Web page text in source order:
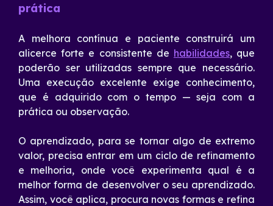
prática
A melhora contínua e paciente construirá um
alicerce forte e consistente de habilidades, que
poderão ser utilizadas sempre que necessário.
Uma execução excelente exige conhecimento,
que é adquirido com o tempo — seja com a
prática ou observação.
O aprendizado, para se tornar algo de extremo
valor, precisa entrar em um ciclo de refinamento
e melhoria, onde você experimenta qual é a
melhor forma de desenvolver o seu aprendizado.
Assim, você aplica, procura novas formas e refina